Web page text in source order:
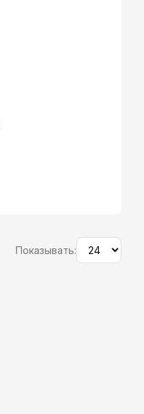
Показывать: